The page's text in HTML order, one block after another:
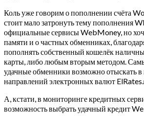
Коль уже говорим о пополнении счёта
стоит мало затронуть тему пополнения
официальные сервисы WebMoney, но
памяти и о частных обменниках,
пополнять собственный кошелёк
карты, либо любым вторым методом.
удачные обменники возможно отыскать
направлений электронных валют
А, кстати, в мониторинге кредитных
возможность выбрать удачный кредит